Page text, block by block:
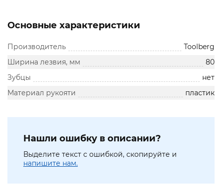
Основные характеристики
Производитель
Toolberg
Ширина лезвия, мм
80
Зубцы
нет
Материал рукояти
пластик
Нашли ошибку в описании?
Выделите текст с ошибкой, скопируйте и
напишите нам.